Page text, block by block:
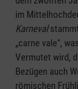
im
Karneval
„carne vale“,
Vermutet wird,
Bezügen auch
römischen